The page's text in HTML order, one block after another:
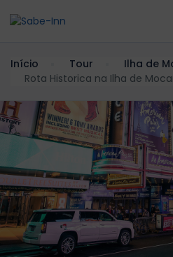
Início Tour
Ilha de
Rota Historica na Ilha de